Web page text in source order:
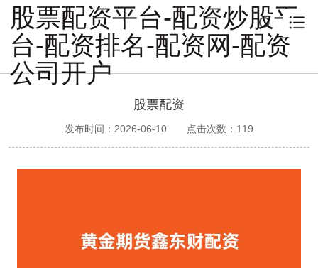
股票配资平台-配资炒股平
台-配资排名-配资网-配资
公司开户
股票配资
发布时间：2026-06-10 点击次数： 119